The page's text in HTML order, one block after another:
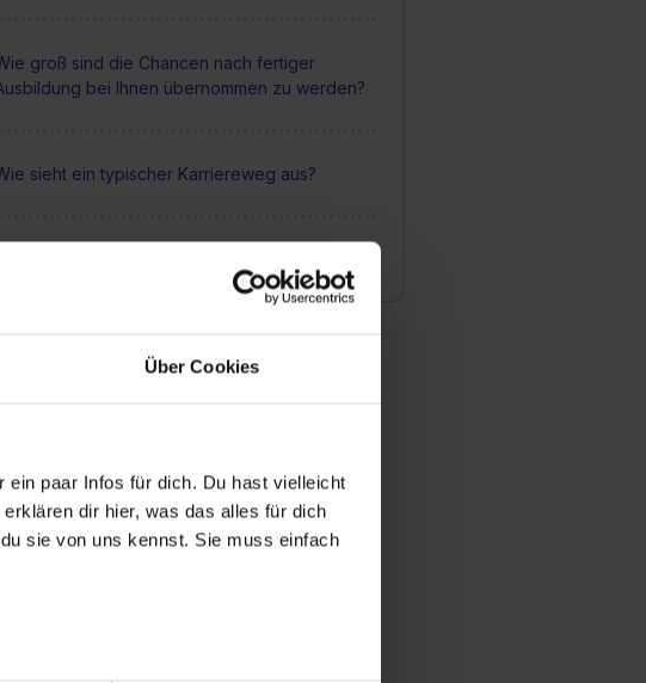
Über Cookies
ein paar Infos für dich. Du hast vielleicht
dir hier, was das alles für dich
sie von uns kennst. Sie muss einfach
groß sind die Chancen nach fertiger
bei Ihnen übernommen zu werden?
sieht ein typischer Karriereweg aus?